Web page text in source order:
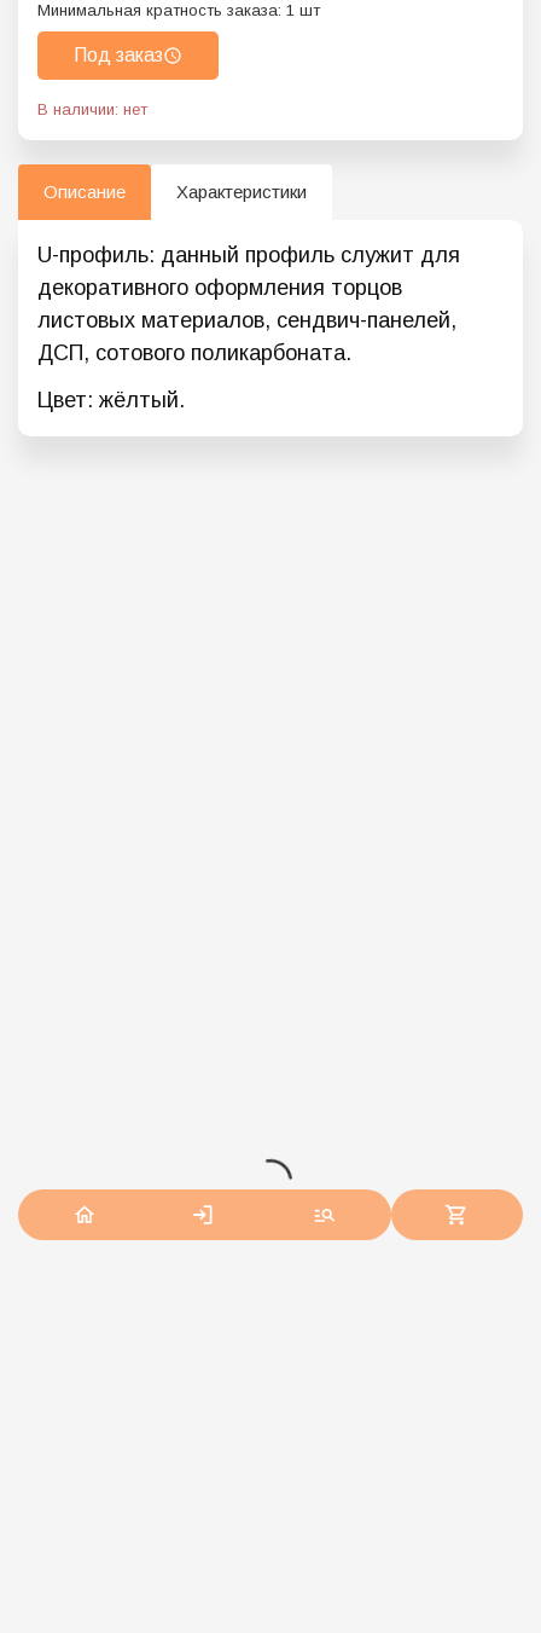
Минимальная кратность заказа: 1 шт
Под заказ
В наличии: нет
Описание Характеристики
U-профиль: данный профиль служит для
декоративного оформления торцов
листовых материалов, сендвич-панелей,
ДСП, сотового поликарбоната.
Цвет: жёлтый.